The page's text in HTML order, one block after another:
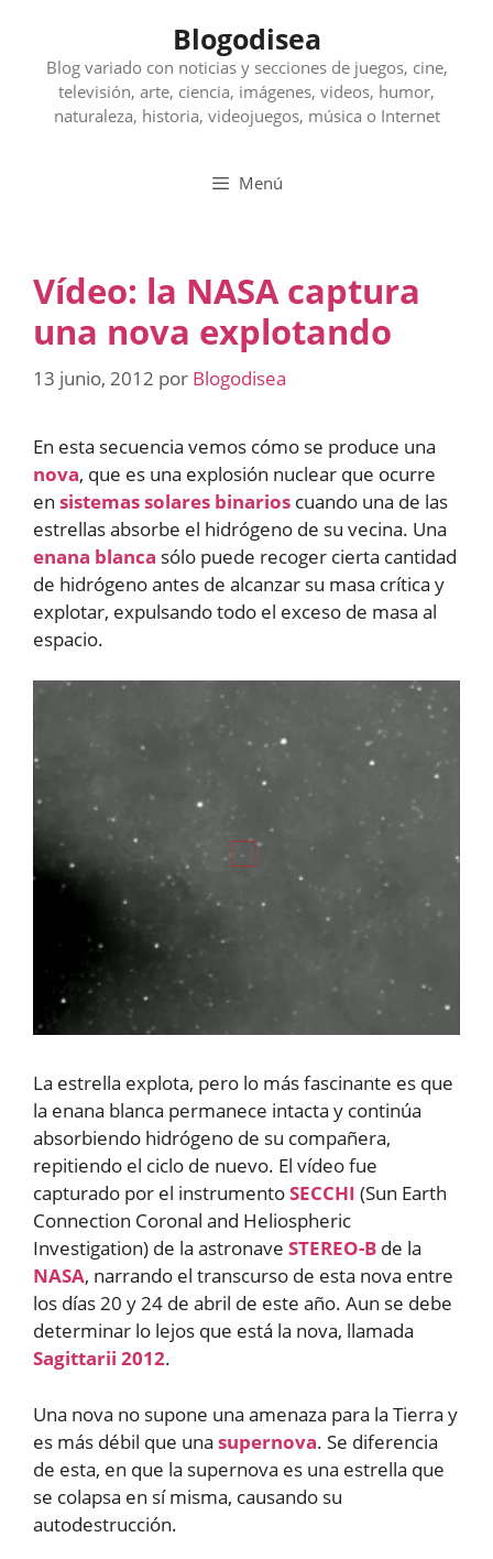
contenido
Blogodisea
Blog variado con noticias y secciones de juegos, cine,
televisión, arte, ciencia, imágenes, videos, humor,
naturaleza, historia, videojuegos, música o Internet
Menú
Vídeo: la NASA captura
una nova explotando
13 junio, 2012 por Blogodisea
En esta secuencia vemos cómo se produce una
nova, que es una explosión nuclear que ocurre
en sistemas solares binarios cuando una de las
estrellas absorbe el hidrógeno de su vecina. Una
enana blanca sólo puede recoger cierta cantidad
de hidrógeno antes de alcanzar su masa crítica y
explotar, expulsando todo el exceso de masa al
espacio.
La estrella explota, pero lo más fascinante es que
la enana blanca permanece intacta y continúa
absorbiendo hidrógeno de su compañera,
repitiendo el ciclo de nuevo. El vídeo fue
capturado por el instrumentoSECCHI (Sun Earth
Connection Coronal and Heliospheric
Investigation) de la astronave STEREO-B de la
NASA, narrando el transcurso de esta nova entre
los días 20 y 24 de abril de este año. Aun se debe
determinar lo lejos que está la nova, llamada
Sagittarii 2012.
Una nova no supone una amenaza para la Tierra y
es más débil que una supernova. Se diferencia
de esta, en que la supernova es una estrella que
se colapsa en sí misma, causando su
autodestrucción.